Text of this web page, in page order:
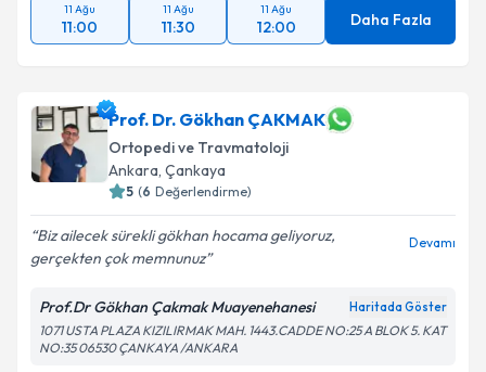
11 Ağu
11:00
11 Ağu
11:30
11 Ağu
12:00 Daha Fazla
Prof. Dr. Gökhan ÇAKMAK
Ortopedi ve Travmatoloji
Ankara, Çankaya
5 (6 Değerlendirme)
Biz ailecek sürekli gökhan hocama geliyoruz,
gerçekten çok memnunuz
Devamı
Prof.Dr Gökhan Çakmak Muayenehanesi Haritada Göster
1071 USTA PLAZA KIZILIRMAK MAH. 1443.CADDE NO:25 A BLOK 5. KAT
NO:35 06530 ÇANKAYA /ANKARA